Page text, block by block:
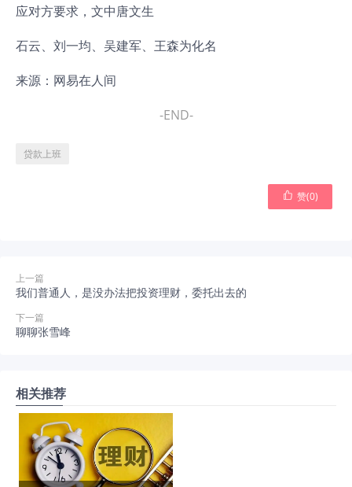
应对方要求，文中唐文生
石云、刘一均、吴建军、王森为化名
来源：网易在人间
-END-
贷款上班
 赞(0)
上一篇
我们普通人，是没办法把投资理财，委托出去的
下一篇
聊聊张雪峰
相关推荐